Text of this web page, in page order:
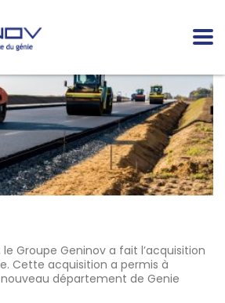
Groupe Geninov a fait l’acquisition
Cette acquisition a permis à
département de Genie